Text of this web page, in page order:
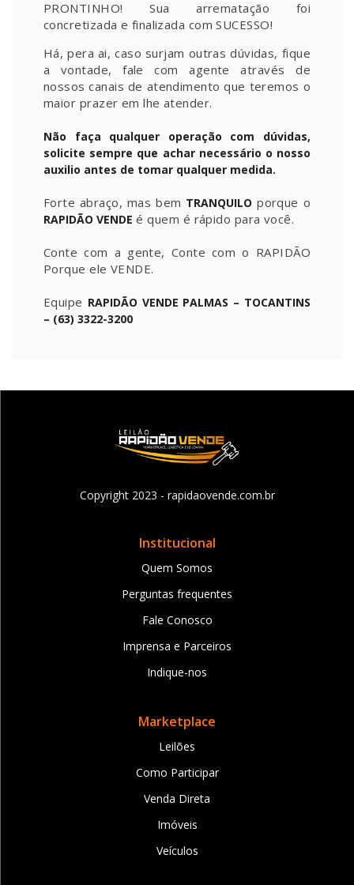
PRONTINHO! Sua arrematação foi
concretizada e finalizada com SUCESSO!
Há, pera ai, caso surjam outras dúvidas, fique
a vontade, fale com agente através de
nossos canais de atendimento que teremos o
maior prazer em lhe atender.
Não faça qualquer operação com dúvidas,
solicite sempre que achar necessário o nosso
auxilio antes de tomar qualquer medida.
Forte abraço, mas bem TRANQUILO porque o
RAPIDÃO VENDE é quem é rápido para você.
Conte com a gente, Conte com o RAPIDÃO
Porque ele VENDE.
Equipe RAPIDÃO VENDE PALMAS – TOCANTINS
– (63) 3322-3200
Copyright 2023 - rapidaovende.com.br
Institucional
Quem Somos
Perguntas frequentes
Fale Conosco
Imprensa e Parceiros
Indique-nos
Marketplace
Leilões
Como Participar
Venda Direta
Imóveis
Veículos